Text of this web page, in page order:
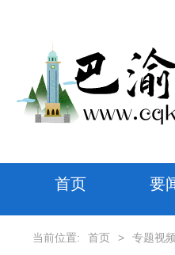
首页 要
当前位置: 首页 > 专题视频